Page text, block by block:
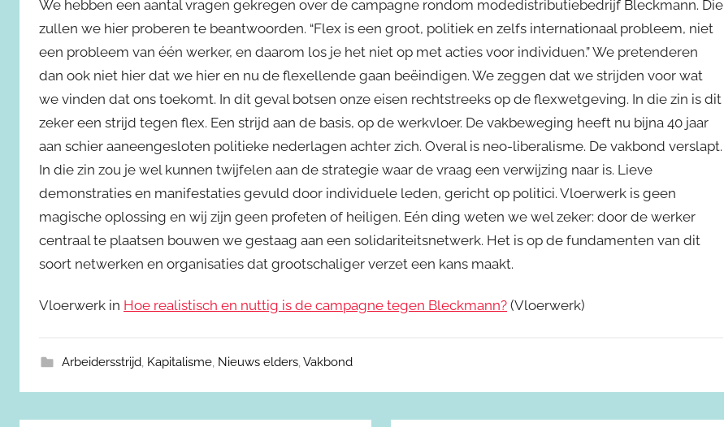
We hebben een aantal vragen gekregen over de campagne rondom modedistributiebedrijf Bleckmann. Die
zullen we hier proberen te beantwoorden. “Flex is een groot, politiek en zelfs internationaal probleem, niet
een probleem van één werker, en daarom los je het niet op met acties voor individuen.” We pretenderen
dan ook niet hier dat we hier en nu de flexellende gaan beëindigen. We zeggen dat we strijden voor wat
we vinden dat ons toekomt. In dit geval botsen onze eisen rechtstreeks op de flexwetgeving. In die zin is dit
zeker een strijd tegen flex. Een strijd aan de basis, op de werkvloer. De vakbeweging heeft nu bijna 40 jaar
aan schier aaneengesloten politieke nederlagen achter zich. Overal is neo-liberalisme. De vakbond verslapt.
In die zin zou je wel kunnen twijfelen aan de strategie waar de vraag een verwijzing naar is. Lieve
demonstraties en manifestaties gevuld door individuele leden, gericht op politici. Vloerwerk is geen
magische oplossing en wij zijn geen profeten of heiligen. Eén ding weten we wel zeker: door de werker
centraal te plaatsen bouwen we gestaag aan een solidariteitsnetwerk. Het is op de fundamenten van dit
soort netwerken en organisaties dat grootschaliger verzet een kans maakt.
Vloerwerk in Hoe realistisch en nuttig is de campagne tegen Bleckmann? (Vloerwerk)
Arbeidersstrijd, Kapitalisme, Nieuws elders,Vakbond